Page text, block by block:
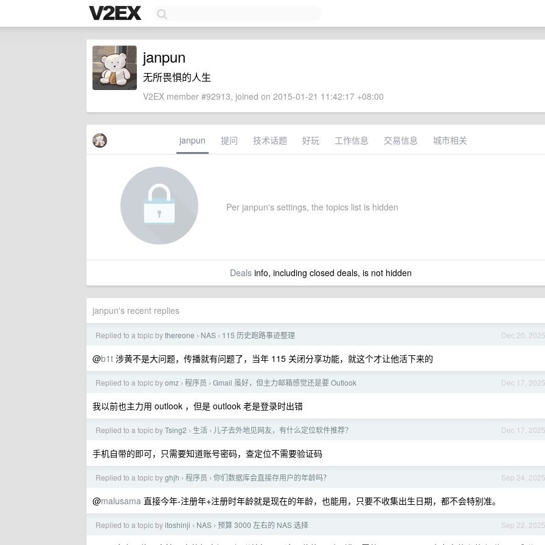
janpun
无所畏惧的人生
V2EX member #92913, joined on 2015-01-21 11:42:17 +08:00
janpun 提问 技术话题 好玩 工作信息 交易信息 城市相关
Per janpun's settings, the topics list is hidden
Dealsinfo, including closed deals, is not hidden
janpun's recent replies
Dec 20, 2025
Replied to a topic bythereone › NAS › 115 历史跑路事迹整理
@b1t 涉黄不是大问题，传播就有问题了，当年 115 关闭分享功能，就这个才让他活下来的
Dec 17, 2025
Replied to a topic byomz › 程序员 › Gmail 虽好，但主力邮箱感觉还是要 Outlook
我以前也主力用 outlook ，但是 outlook 老是登录时出错
Dec 17, 2025
Replied to a topic byTsing2 › 生活 › 儿子去外地见网友，有什么定位软件推荐？
手机自带的即可，只需要知道账号密码，查定位不需要验证码
Sep 24, 2025
Replied to a topic byghjh › 程序员 › 你们数据库会直接存用户的年龄吗？
@malusama 直接今年-注册年+注册时年龄就是现在的年龄，也能用，只要不收集出生日期，都不会特别准。
Sep 22, 2025
Replied to a topic byitoshinji › NAS › 预算 3000 左右的 NAS 选择